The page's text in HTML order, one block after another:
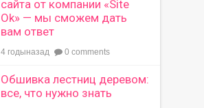
сайта от компании «Site
Ok» — мы сможем дать
вам ответ
4 годыназад 0 comments
Обшивка лестниц деревом:
все, что нужно знать